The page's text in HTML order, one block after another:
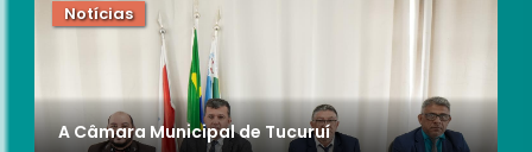
Notícias
A Câmara Municipal de Tucuruí